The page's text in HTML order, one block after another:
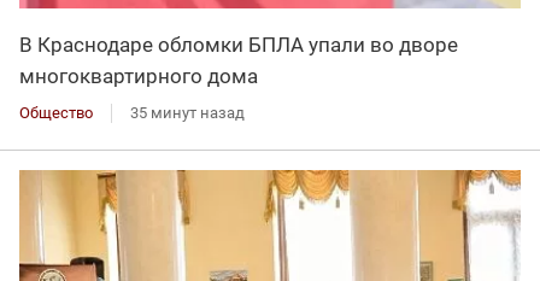
В Краснодаре обломки БПЛА упали во дворе
многоквартирного дома
Общество 35 минут назад